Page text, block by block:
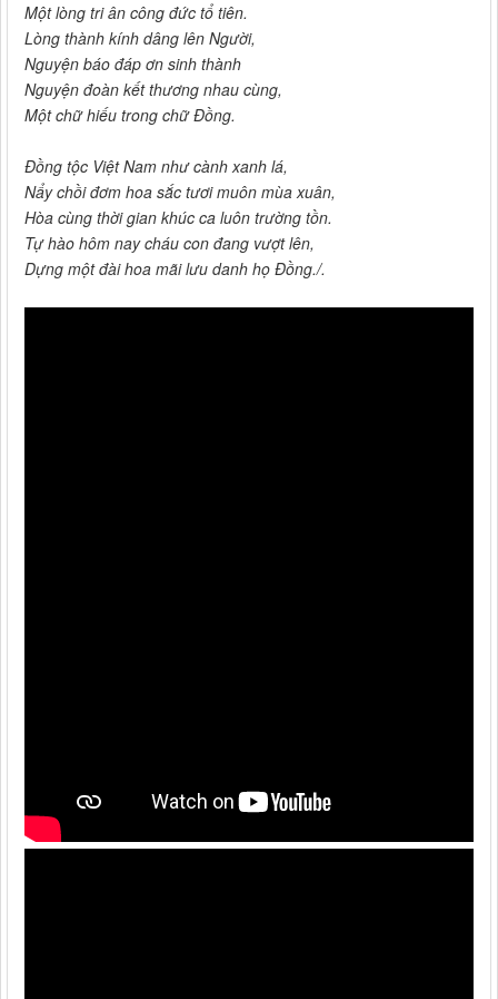
Một lòng tri ân công đức tổ tiên.
Lòng thành kính dâng lên Người,
Nguyện báo đáp ơn sinh thành
Nguyện đoàn kết thương nhau cùng,
Một chữ hiếu trong chữ Đồng.
Đồng tộc Việt Nam như cành xanh lá,
Nẩy chồi đơm hoa sắc tươi muôn mùa xuân,
Hòa cùng thời gian khúc ca luôn trường tồn.
Tự hào hôm nay cháu con đang vượt lên,
Dựng một đài hoa mãi lưu danh họ Đồng./.